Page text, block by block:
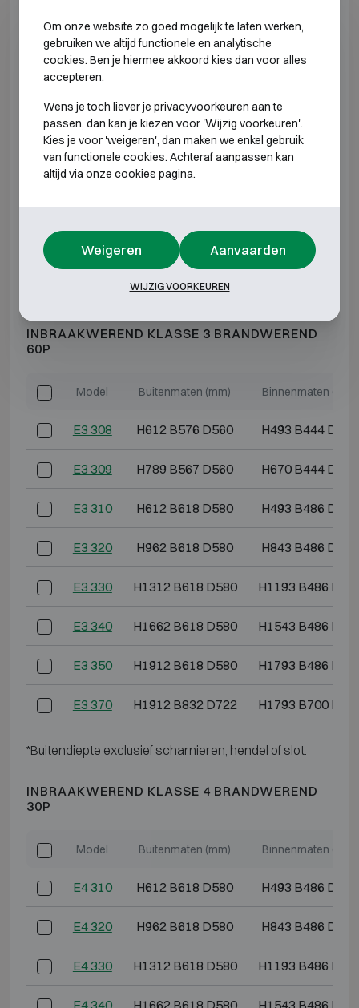
E2 310 H612 B618 D580 H493 B486 D364
E2 330 H1312 B618 D580 H1193 B486
E2 340 H1662 B618 D580
E2 350 H1912 B618 D580 H1793 B486
E2 370 H1912 B832 D722 H1793 B700
*Buitendiepte exclusief scharnieren, hendel of slot.
INBRAAKWEREND KLASSE 3 BRANDWEREND
60P
Model Buitenmaten (mm) Binnenmaten (mm)
E3 308 H612 B576 D560 H493 B444 D344
E3 309 H789 B567 D560 H670 B444 D344
E3 310 H612 B618 D580 H493 B486 D364
E3 320 H962 B618 D580 H843 B486 D364
E3 330 H1312 B618 D580 H1193 B486
E3 340 H1662 B618 D580 H1543 B486
E3 350 H1912 B618 D580 H1793 B486
E3 370 H1912 B832 D722 H1793 B700
*Buitendiepte exclusief scharnieren, hendel of slot.
INBRAAKWEREND KLASSE 4 BRANDWEREND
30P
Model Buitenmaten (mm) Binnenmaten (mm)
E4 310 H612 B618 D580 H493 B486 D364
E4 320 H962 B618 D580 H843 B486 D364
E4 330 H1312 B618 D580 H1193 B486
Om onze website zo goed mogelijk te laten werken,
gebruiken we altijd functionele en analytische
cookies. Ben je hiermee akkoord kies dan voor alles
accepteren.
Wens je toch liever je privacyvoorkeuren aan te
passen, dan kan je kiezen voor 'Wijzig voorkeuren'.
Kies je voor 'weigeren', dan maken we enkel gebruik
van functionele cookies. Achteraf aanpassen kan
altijd via onze cookies pagina.
Weigeren Aanvaarden
WIJZIG VOORKEUREN